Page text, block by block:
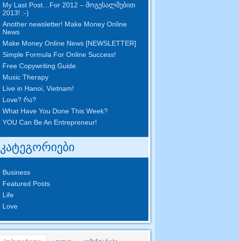
My Last Post… For2012 – მოგესალმებით
2013! :-)
Another newsletter! Make Money Online
News
Make Money Online News[NEWSLETTER]
Simple Formula For Online Success!
Free Copywriting Guide
Music Therapy
Live in Hanoi, Vietnam!
Love? რა?
What Have You Done This Week?
YOU Can Be An Entrepreneur!
კატეგორიები
Business
Featured Posts
Life
Love